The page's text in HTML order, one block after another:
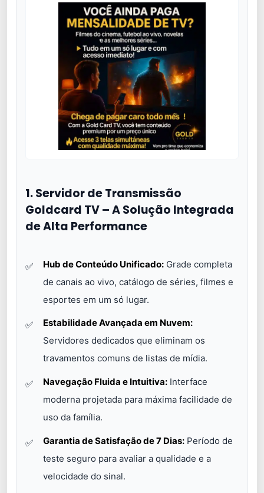
1. Servidor de Transmissão
Goldcard TV – A Solução Integrada
de Alta Performance
Hub de Conteúdo Unificado: Grade completa
de canais ao vivo, catálogo de séries, filmes e
esportes em um só lugar.
Estabilidade Avançada em Nuvem:
Servidores dedicados que eliminam os
travamentos comuns de listas de mídia.
Navegação Fluida e Intuitiva: Interface
moderna projetada para máxima facilidade de
uso da família.
Garantia de Satisfação de 7 Dias: Período de
teste seguro para avaliar a qualidade e a
velocidade do sinal.